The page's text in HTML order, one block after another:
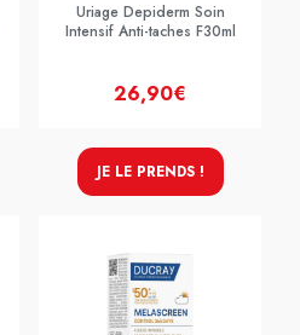
Uriage Depiderm Soin
Intensif Anti-taches F30ml
26,90€
JE LE PRENDS !